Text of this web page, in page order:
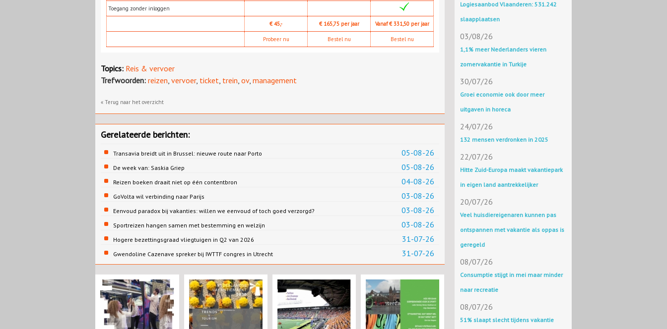
Toegang zonder inloggen
€ 45,- € 165,75 per jaar Vanaf € 331,50 per jaar
Probeer nu Bestel nu Bestel nu
Topics: Reis & vervoer
Trefwoorden: reizen vervoer, ticket trein ov, management
« Terug naar het overzicht
Gerelateerde berichten:
05-08-26
Transavia breidt uit in Brussel: nieuwe route naar Porto
05-08-26
De week van: Saskia Griep
04-08-26
Reizen boeken draait niet op één contentbron
03-08-26
GoVolta wil verbinding naar Parijs
03-08-26
Eenvoud paradox bij vakanties: willen we eenvoud of toch goed verzorgd?
03-08-26
Sportreizen hangen samen met bestemming en welzijn
31-07-26
Hogere bezettingsgraad vliegtuigen in Q2 van 2026
31-07-26
Gwendoline Cazenave spreker bij IWTTF congres in Utrecht
Logiesaanbod Vlaanderen: 531.242
slaapplaatsen
03/08/26
1,1% meer Nederlanders vieren
zomervakantie in Turkije
30/07/26
Groei economie ook door meer
uitgaven in horeca
24/07/26
132 mensen verdronken in 2025
22/07/26
Hitte Zuid-Europa maakt vakantiepark
in eigen land aantrekkelijker
20/07/26
Veel huisdiereigenaren kunnen pas
ontspannen met vakantie als oppas is
geregeld
08/07/26
Consumptie stijgt in mei maar minder
naar recreatie
08/07/26
51% slaapt slecht tijdens vakantie